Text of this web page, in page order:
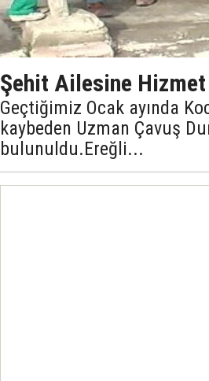
Şehit Ailesine
Geçtiğimiz Ocak ayında
kaybeden Uzman Çavuş
bulunuldu.Ereğli...